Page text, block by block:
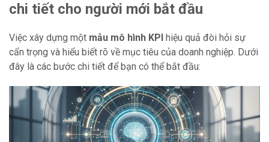
chi tiết cho người mới bắt đầu
Việc xây dựng một mẫu mô hình KPI hiệu quả đòi hỏi sự
cẩn trọng và hiểu biết rõ về mục tiêu của doanh nghiệp. Dưới
đây là các bước chi tiết để bạn có thể bắt đầu: